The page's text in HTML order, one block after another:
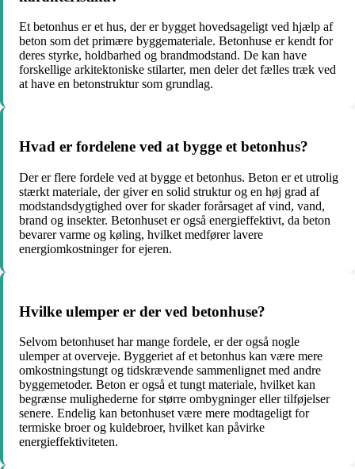
Et betonhus er et hus, der er bygget hovedsageligt ved hjælp af
beton som det primære byggemateriale. Betonhuse er kendt for
deres styrke, holdbarhed og brandmodstand. De kan have
forskellige arkitektoniske stilarter, men deler det fælles træk ved
at have en betonstruktur som grundlag.
Hvad er fordelene ved at bygge et betonhus?
Der er flere fordele ved at bygge et betonhus. Beton er et utrolig
stærkt materiale, der giver en solid struktur og en høj grad af
modstandsdygtighed over for skader forårsaget af vind, vand,
brand og insekter. Betonhuset er også energieffektivt, da beton
bevarer varme og køling, hvilket medfører lavere
energiomkostninger for ejeren.
Hvilke ulemper er der ved betonhuse?
Selvom betonhuset har mange fordele, er der også nogle
ulemper at overveje. Byggeriet af et betonhus kan være mere
omkostningstungt og tidskrævende sammenlignet med andre
byggemetoder. Beton er også et tungt materiale, hvilket kan
begrænse mulighederne for større ombygninger eller tilføjelser
senere. Endelig kan betonhuset være mere modtageligt for
termiske broer og kuldebroer, hvilket kan påvirke
energieffektiviteten.